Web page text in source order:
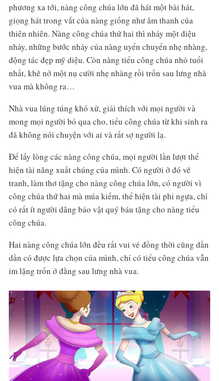
phương xa tới, nàng công chúa lớn đã hát một bài hát,
giọng hát trong vắt của nàng giống như âm thanh của
thiên nhiên. Nàng công chúa thứ hai thì nhảy một điệu
nhảy, những bước nhảy của nàng uyển chuyển nhẹ nhàng,
động tác đẹp mỹ diệu. Còn nàng tiểu công chúa nhỏ tuổi
nhất, khẽ nở một nụ cười nhẹ nhàng rồi trốn sau lưng nhà
vua mà không ra…
Nhà vua lúng túng khó xử, giải thích với mọi người và
mong mọi người bỏ qua cho, tiểu công chúa từ khi sinh ra
đã không nói chuyện với ai và rất sợ người lạ.
Để lấy lòng các nàng công chúa, mọi người lần lượt thể
hiện tài năng xuất chúng của mình. Có người ở đó vẽ
tranh, làm thơ tặng cho nàng công chúa lớn, có người vì
công chúa thứ hai mà múa kiếm, thể hiện tài phi ngựa, chỉ
có rất ít người dâng bảo vật quý báu tặng cho nàng tiểu
công chúa.
Hai nàng công chúa lớn đều rất vui vẻ đồng thời cũng dần
dần có được lựa chọn của mình, chỉ có tiểu công chúa vẫn
im lặng trốn ở đằng sau lưng nhà vua.